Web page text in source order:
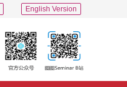
English Version